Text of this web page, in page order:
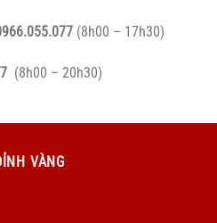
(8h00 – 17h30)
(8h00 – 20h30)
VÀNG